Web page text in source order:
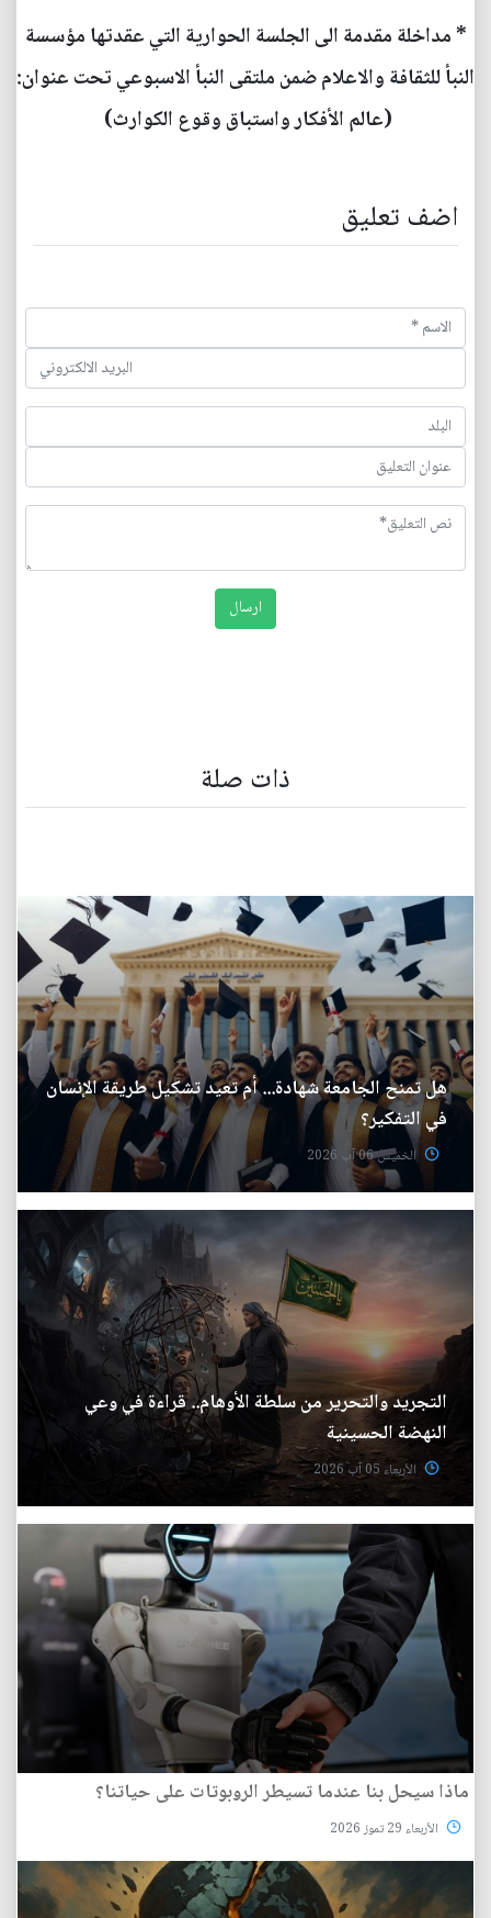
* مداخلة مقدمة الى الجلسة الحوارية التي عقدتها مؤسسة
النبأ للثقافة والاعلام ضمن ملتقى النبأ الاسبوعي تحت عنوان:
(عالم الأفكار واستباق وقوع الكوارث)
اضف تعليق
ذات صلة
هل تمنح الجامعة شهادة... أم تعيد تشكيل طريقة الإنسان
في التفكير؟
الخميس 06 آب 2026
التجريد والتحرير من سلطة الأوهام.. قراءة في وعي
النهضة الحسينية
الأربعاء 05 آب 2026
ماذا سيحل بنا عندما تسيطر الروبوتات على حياتنا؟
الأربعاء 29 تموز 2026